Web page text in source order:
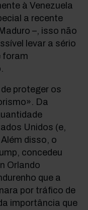
à Venezuela
a recente
–, isso não
levar a sério
foram
proteger os
Da
Unidos (e,
disso, o
concedeu
Orlando
que a
por tráfico de
importância que